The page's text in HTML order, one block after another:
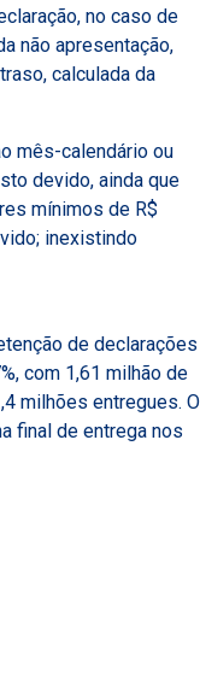
no caso de
não apresentação,
calculada da
mês-calendário ou
devido, ainda que
mínimos de R$
inexistindo
de declarações
com 1,61 milhão de
milhões entregues. O
final de entrega nos